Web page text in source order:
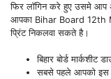
फिर लॉगिन करे हुए उसमे आप
आपका Bihar Board 12th
प्रिंट निकलवा सकते है।
बिहार बोर्ड
सबसे पहले आपको इस